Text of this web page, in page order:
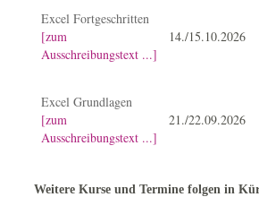
Excel Fortgeschritten
[zum
Ausschreibungstext ...]
14./15.10.2026
Excel Grundlagen
[zum
Ausschreibungstext ...]
21./22.09.2026
Weitere Kurse und Termine folgen in